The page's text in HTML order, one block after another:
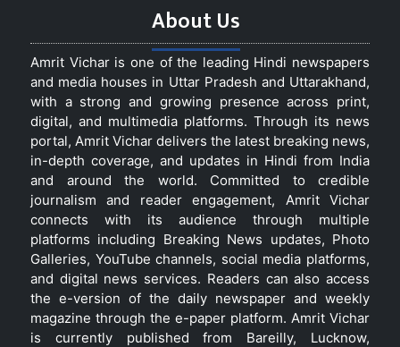
About Us
Amrit Vichar is one of the leading Hindi newspapers
and media houses in Uttar Pradesh and Uttarakhand,
with a strong and growing presence across print,
digital, and multimedia platforms. Through its news
portal, Amrit Vichar delivers the latest breaking news,
in-depth coverage, and updates in Hindi from India
and around the world. Committed to credible
journalism and reader engagement, Amrit Vichar
connects with its audience through multiple
platforms including Breaking News updates, Photo
Galleries, YouTube channels, social media platforms,
and digital news services. Readers can also access
the e-version of the daily newspaper and weekly
magazine through the e-paper platform. Amrit Vichar
is currently published from Bareilly, Lucknow,